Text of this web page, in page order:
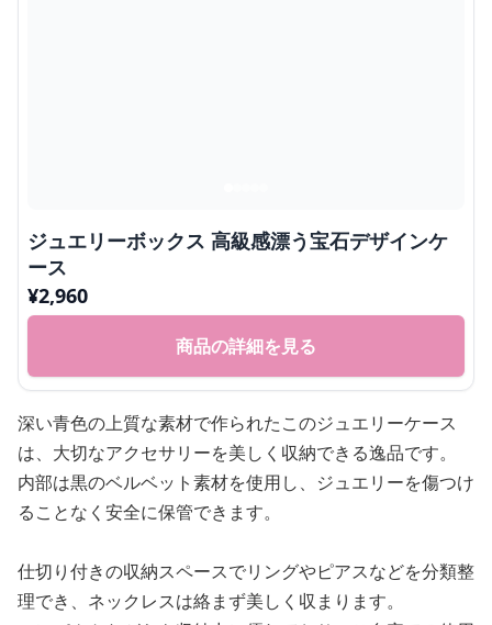
ジュエリーボックス 高級感漂う宝石デザインケ
ース
¥2,960
商品の詳細を見る
深い青色の上質な素材で作られたこのジュエリーケース
は、大切なアクセサリーを美しく収納できる逸品です。
内部は黒のベルベット素材を使用し、ジュエリーを傷つけ
ることなく安全に保管できます。
仕切り付きの収納スペースでリングやピアスなどを分類整
理でき、ネックレスは絡まず美しく収まります。